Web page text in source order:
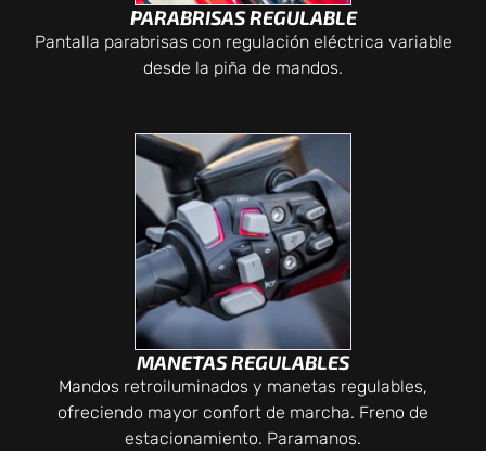
PARABRISAS REGULABLE
Pantalla parabrisas con regulación eléctrica variable
desde la piña de mandos.
MANETAS REGULABLES
Mandos retroiluminados y manetas regulables,
ofreciendo mayor confort de marcha. Freno de
estacionamiento. Paramanos.